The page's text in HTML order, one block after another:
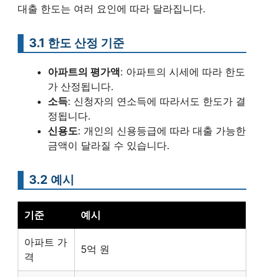
대출 한도는 여러 요인에 따라 달라집니다.
3.1 한도 산정 기준
아파트의 평가액: 아파트의 시세에 따라 한도
가 산정됩니다.
소득: 신청자의 연소득에 따라서도 한도가 결
정됩니다.
신용도: 개인의 신용등급에 따라 대출 가능한
금액이 달라질 수 있습니다.
3.2 예시
기준 예시
아파트 가
격
5억 원